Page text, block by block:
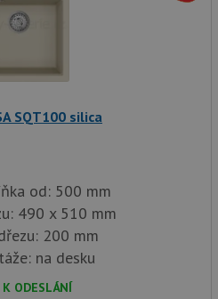
SQT100 silica
od: 500 mm
490 x 510 mm
200 mm
na desku
ODESLÁNÍ